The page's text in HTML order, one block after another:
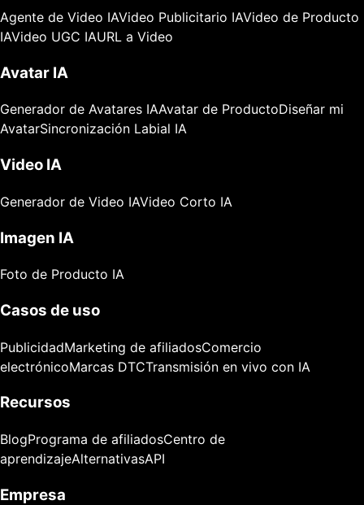
Agente de Video IAVideo Publicitario IAVideo de Producto
IAVideo UGC IAURL a Video
Avatar IA
Generador de Avatares IAAvatar de ProductoDiseñar mi
AvatarSincronización Labial IA
Video IA
Generador de Video IAVideo Corto IA
Imagen IA
Foto de Producto IA
Casos de uso
PublicidadMarketing de afiliadosComercio
electrónicoMarcas DTCTransmisión en vivo con IA
Recursos
BlogPrograma de afiliadosCentro de
aprendizajeAlternativasAPI
Empresa